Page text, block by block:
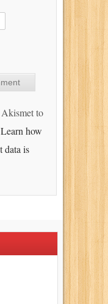
to
Learn how
data is